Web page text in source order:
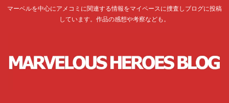
マーベルを中心にアメコミに関連する情報をマイペースに捜査しブログに投稿
しています。作品の感想や考察なども。